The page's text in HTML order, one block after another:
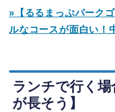
»【るるまっぷパーク
ルなコースが面白い！
ランチで行く
が長そう】